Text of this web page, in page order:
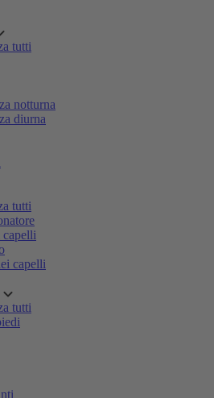
tutti
notturna
diurna
tutti
capelli
capelli
tutti